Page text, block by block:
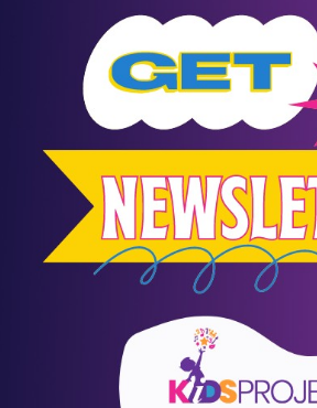
ΣΕΠ
- ΦΕΒ
- 20
Ψυχοπαθολογία
Σπάτα/Αθήνα (Αττική)
ΚΕ.ΘΕ.ΣΥ.